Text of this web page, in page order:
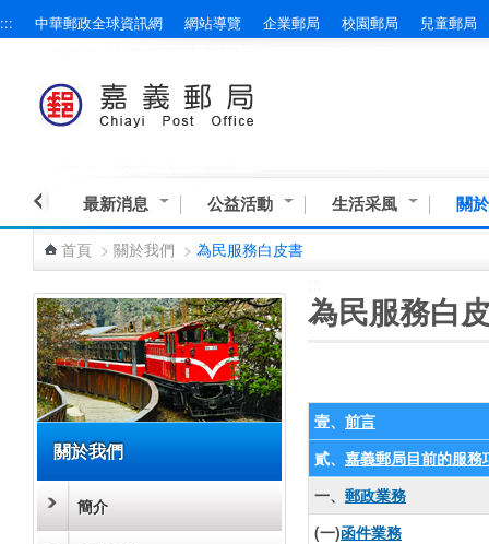
跳到主要內容區塊
::: 中華郵政全球資訊網 網站導覽 企業郵局 校園郵局 兒童郵局
最新消息 公益活動 生活采風 關
首頁 > 關於我們 > 為民服務白皮書
關於我們
簡介
為民服務白
壹、 前言
貳、 嘉義郵局目前的服務
一、 郵政業務
(一)函件業務